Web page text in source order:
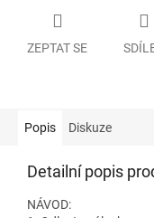
ZEPTAT SE
Popis Diskuze
Detailní popis
NÁVOD: